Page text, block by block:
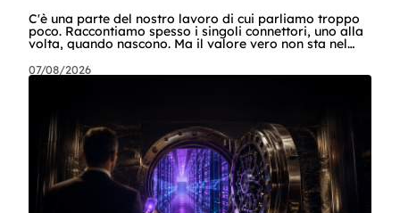
C'è una parte del nostro lavoro di cui parliamo troppo
poco. Raccontiamo spesso i singoli connettori, uno alla
volta, quando nascono. Ma il valore vero non sta nel
succede quando i pezzi lavorano insieme. Stamattina
alle 6, per dire, un agente ha attraversato cinque
ha recuperato un listino da SharePoint, ha calcolato gli
scost
07/08/2026